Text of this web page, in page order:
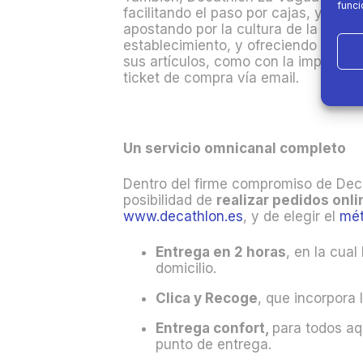
facilitando el paso por cajas, y
apostando por la cultura de la
establecimiento, y ofreciendo
sus artículos, como con la
ticket de compra vía email.
Un servicio omnicanal completo
Dentro del firme compromiso de
posibilidad de realizar pedidos
www.decathlon.es, y de elegir el
Entrega en 2 horas, en la cual
domicilio.
Clica y Recoge, que incorpora
Entrega confort, para todos
punto de entrega.